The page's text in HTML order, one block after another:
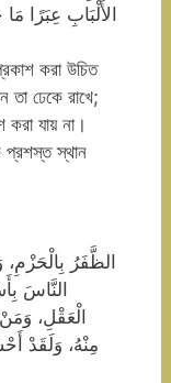
الأَلْبَابِ عِبَرًا
করা উচিত
তা ঢেকে রাখে;
করা যায় না।
প্রশস্ত স্থান
الظَّفَرُ
النَّاسَ
الْعَقْلِ،
مِنْهُ، وَلَقَدْ